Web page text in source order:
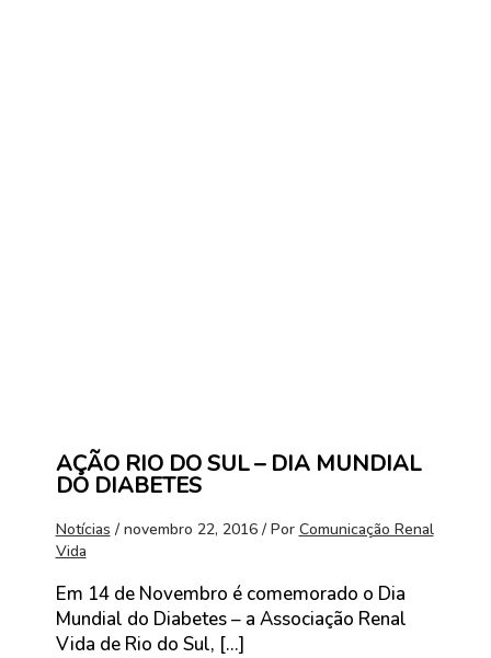
AÇÃO RIO DO SUL – DIA MUNDIAL
DO DIABETES
Notícias / novembro 22, 2016 / Por Comunicação Renal
Vida
Em 14 de Novembro é comemorado o Dia
Mundial do Diabetes – a Associação Renal
Vida de Rio do Sul, […]